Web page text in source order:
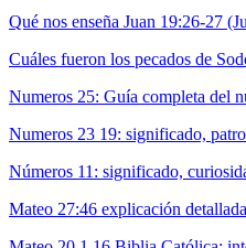
Qué nos enseña Juan 19:26-27
Cuáles fueron los pecados de
Numeros 25: Guía completa del
Numeros 23 19: significado,
Números 11: significado,
Mateo 27:46 explicación